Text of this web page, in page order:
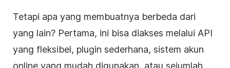
Tetapi apa yang membuatnya berbeda dari
yang lain? Pertama, ini bisa diakses melalui API
yang fleksibel, plugin sederhana, sistem akun
online yang mudah digunakan, atau sejumlah